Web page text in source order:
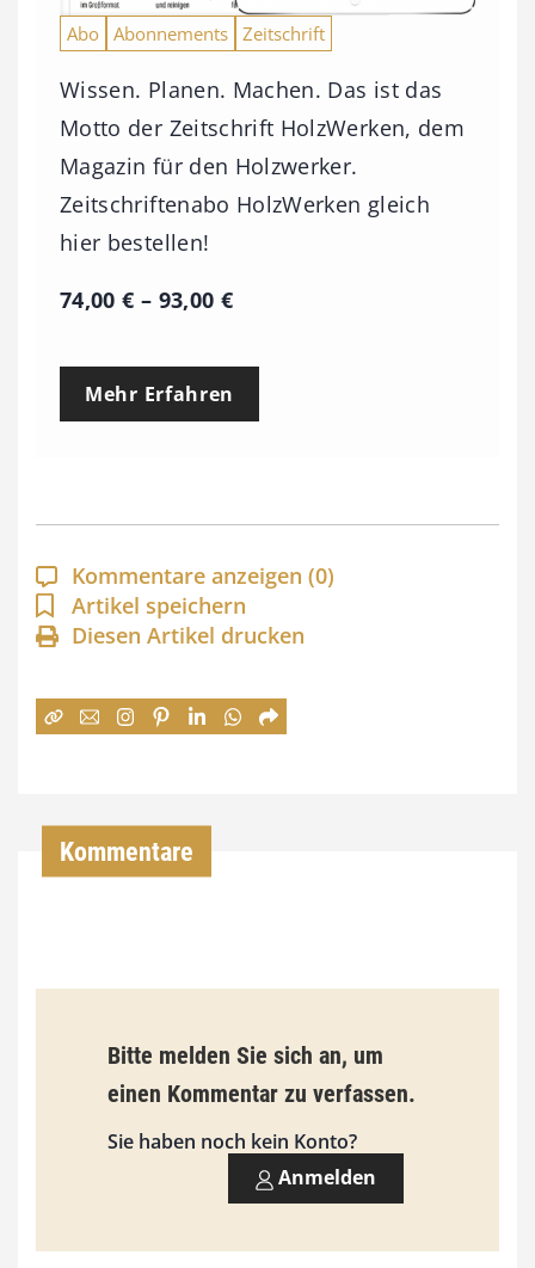
Abo Abonnements Zeitschrift
Wissen. Planen. Machen. Das ist das
Motto der Zeitschrift HolzWerken, dem
Magazin für den Holzwerker.
Zeitschriftenabo HolzWerken gleich
hier bestellen!
74,00€ – 93,00 €P
e
p
a
n
n
:
€
i
s
9
0
Mehr Erfahren
Kommentare anzeigen (0)
Artikel speichern
Diesen Artikel drucken
Kommentare
Bitte melden Sie sich an, um
einen Kommentar zu verfassen.
Sie haben noch kein Konto?
Anmelden